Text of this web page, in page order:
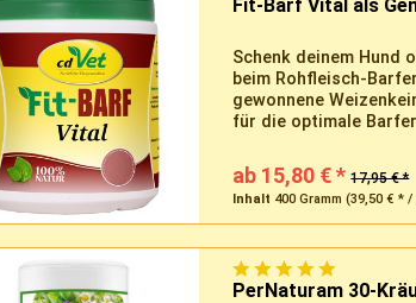
Fit-Barf Vital als
Schenk deinem Hund
beim Rohfleisch-
gewonnene
für die optimale
ab 15,80 € * 17,95 € *
Inhalt 400 Gramm(39,50 € * /
PerNaturam 30-